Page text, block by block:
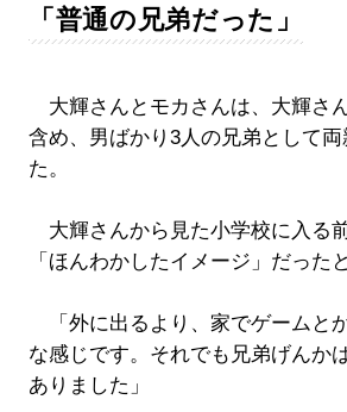
「普通の兄弟だった」
大輝さんとモカさんは、大輝さ
含め、男ばかり3人の兄弟として
た。
大輝さんから見た小学校に入る
「ほんわかしたイメージ」だった
「外に出るより、家でゲームと
な感じです。それでも兄弟げんか
ありました」